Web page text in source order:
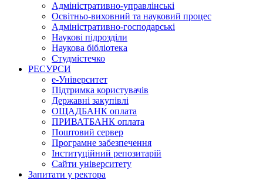
Адміністративно-управлінські
Освітньо-виховний та науковий процес
Адміністративно-господарські
Наукові підрозділи
Наукова бібліотека
Студмістечко
РЕСУРСИ
е-Університет
Підтримка користувачів
Державні закупівлі
ОЩАДБАНК оплата
ПРИВАТБАНК оплата
Поштовий сервер
Програмне забезпечення
Інституційний репозитарій
Сайти університету
Запитати у ректора